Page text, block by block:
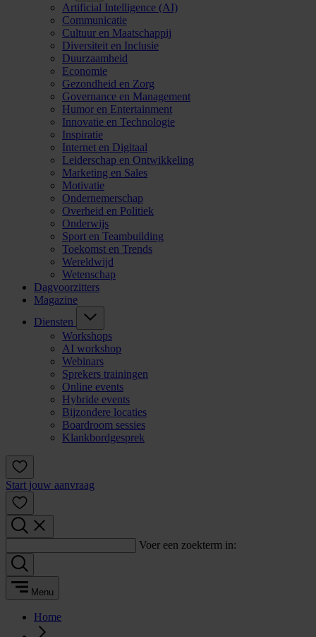
Artificial Intelligence (AI)
Communicatie
Cultuur en Maatschappij
Diversiteit en Inclusie
Duurzaamheid
Economie
Gezondheid en Zorg
Governance en Management
Humor en Entertainment
Innovatie en Technologie
Inspiratie
Internet en Digitaal
Leiderschap en Ontwikkeling
Marketing en Sales
Motivatie
Ondernemerschap
Overheid en Politiek
Onderwijs
Sport en Teambuilding
Toekomst en Trends
Wereldwijd
Wetenschap
Dagvoorzitters
Magazine
Diensten
Workshops
AI workshop
Webinars
Sprekers trainingen
Online events
Hybride events
Bijzondere locaties
Boardroom sessies
Klankbordgesprek
Start jouw aanvraag
Voer een zoekterm in:
Menu
Home